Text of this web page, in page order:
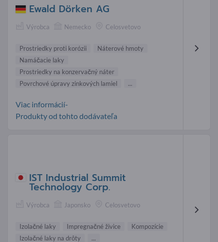
Ewald Dörken AG
Výrobca Nemecko Celosvetovo
Prostriedky proti korózii
Náterové hmoty
Namáčacie laky
Prostriedky na konzervačný náter
Povrchové úpravy zinkových lamiel
...
Viac informácií-
Produkty od tohto dodávateľa
IST Industrial Summit
Technology Corp.
Výrobca Japonsko Celosvetovo
Izolačné laky Impregnačné živice
Kompozície
Izolačné laky na drôty
...